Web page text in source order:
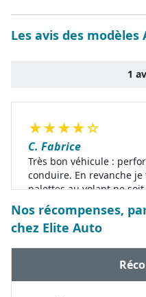
Les avis des modèles
1
★★★★☆
C. Fabrice
Très bon véhicule :
conduire. En revanche
palettes au volant ne
Very good vehicle:
the other hand, I find it
on the steering wheel
Nos récompenses,
chez Elite Auto